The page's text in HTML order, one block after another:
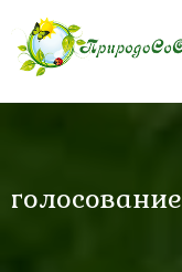
content
голосование